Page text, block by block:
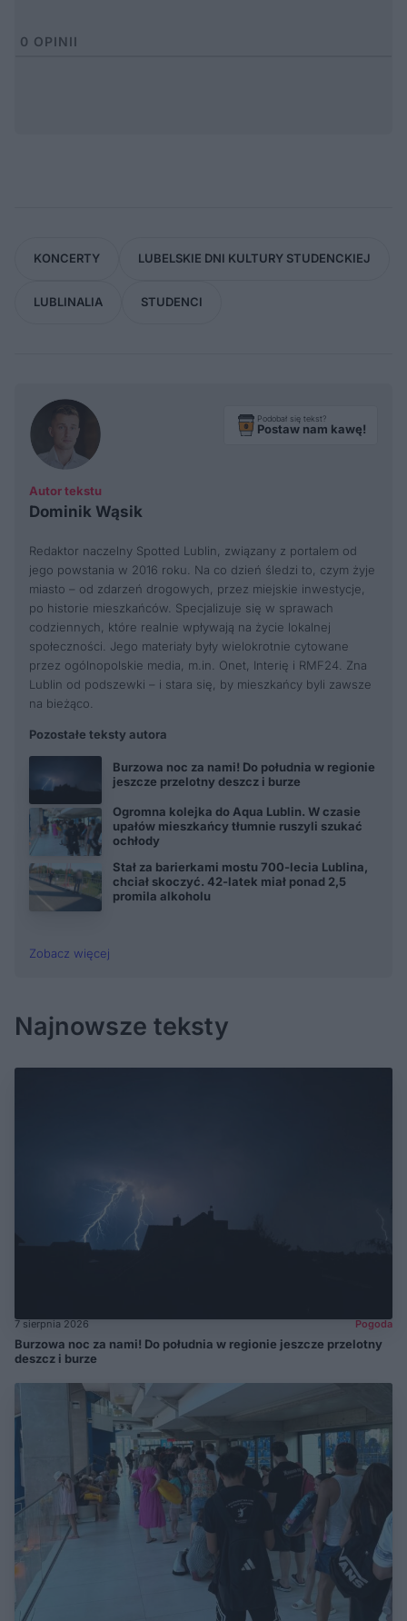
0 OPINII
KONCERTY LUBELSKIE DNI KULTURY STUDENCKIEJ
LUBLINALIA STUDENCI
Autor tekstu
Dominik Wąsik
Podobał się tekst?
Postaw nam kawę!
Redaktor naczelny Spotted Lublin, związany z portalem od
jego powstania w 2016 roku. Na co dzień śledzi to, czym żyje
miasto – od zdarzeń drogowych, przez miejskie inwestycje,
po historie mieszkańców. Specjalizuje się w sprawach
codziennych, które realnie wpływają na życie lokalnej
społeczności. Jego materiały były wielokrotnie cytowane
przez ogólnopolskie media, m.in. Onet, Interię i RMF24. Zna
Lublin od podszewki – i stara się, by mieszkańcy byli zawsze
na bieżąco.
Pozostałe teksty autora
Burzowa noc za nami! Do południa w regionie
jeszcze przelotny deszcz i burze
Ogromna kolejka do Aqua Lublin. W czasie
upałów mieszkańcy tłumnie ruszyli szukać
ochłody
Stał za barierkami mostu 700-lecia Lublina,
chciał skoczyć. 42-latek miał ponad 2,5
promila alkoholu
Zobacz więcej
Najnowsze teksty
7 sierpnia 2026 Pogoda
Burzowa noc za nami! Do południa w regionie jeszcze przelotny
deszcz i burze